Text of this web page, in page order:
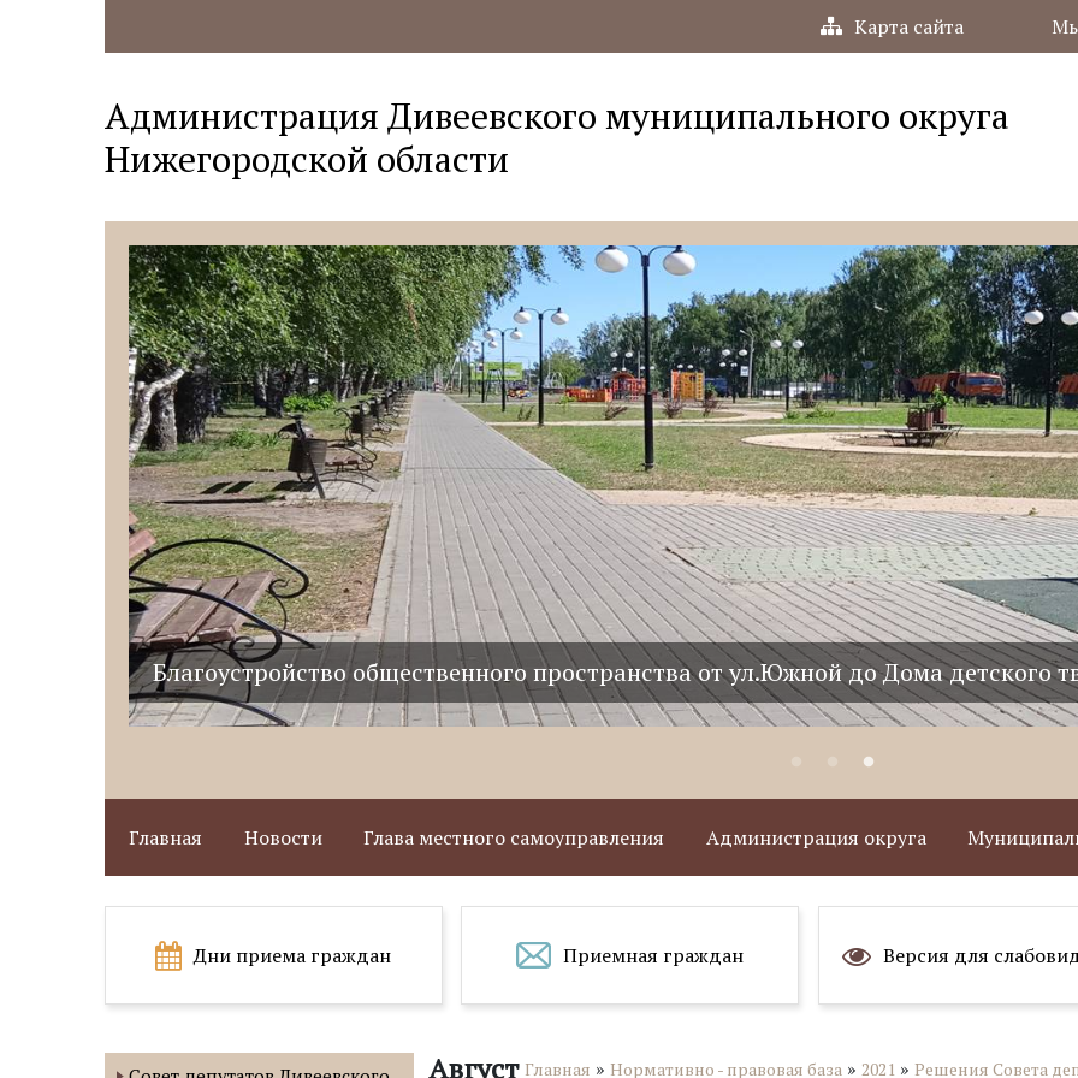
Карта сайта
Администрация Дивеевского муниципального округа
Нижегородской области
Благоустройство общественного пространства от ул.Южной до Дома детского
Главная Новости Глава местного самоуправления Администрация округа
Дни приема граждан Приемная граждан Версия для
Август Главная »Нормативно - правовая база »2021 »Решения Совета